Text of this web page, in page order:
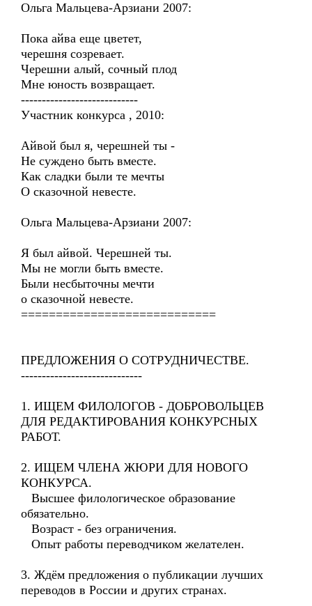
Ольга Мальцева-Арзиани 2007:
Пока айва еще цветет,
черешня созревает.
Черешни алый, сочный плод
Мне юность возвращает.
----------------------------
Участник конкурса , 2010:
Айвой был я, черешней ты -
Не суждено быть вместе.
Как сладки были те мечты
О сказочной невесте.
Ольга Мальцева-Арзиани 2007:
Я был айвой. Черешней ты.
Мы не могли быть вместе.
Были несбыточны мечти
о сказочной невесте.
============================
ПРЕДЛОЖЕНИЯ О СОТРУДНИЧЕСТВЕ.
-----------------------------
1. ИЩЕМ ФИЛОЛОГОВ - ДОБРОВОЛЬЦЕВ
ДЛЯ РЕДАКТИРОВАНИЯ КОНКУРСНЫХ
РАБОТ.
2. ИЩЕМ ЧЛЕНА ЖЮРИ ДЛЯ НОВОГО
КОНКУРСА.
Высшее филологическое образование
обязательно.
Возраст - без ограничения.
Опыт работы переводчиком желателен.
3. Ждём предложения о публикации лучших
переводов в России и других странах.